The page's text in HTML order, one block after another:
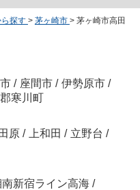
探す > 茅ヶ崎市 > 茅ヶ崎市高田
/ 座間市 / 伊勢原市 /
寒川町
原 / 上和田 / 立野台 /
南新宿ライン高海 /